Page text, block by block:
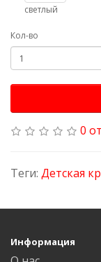
светлый
Кол-во
0
Теги: Детская
Информация